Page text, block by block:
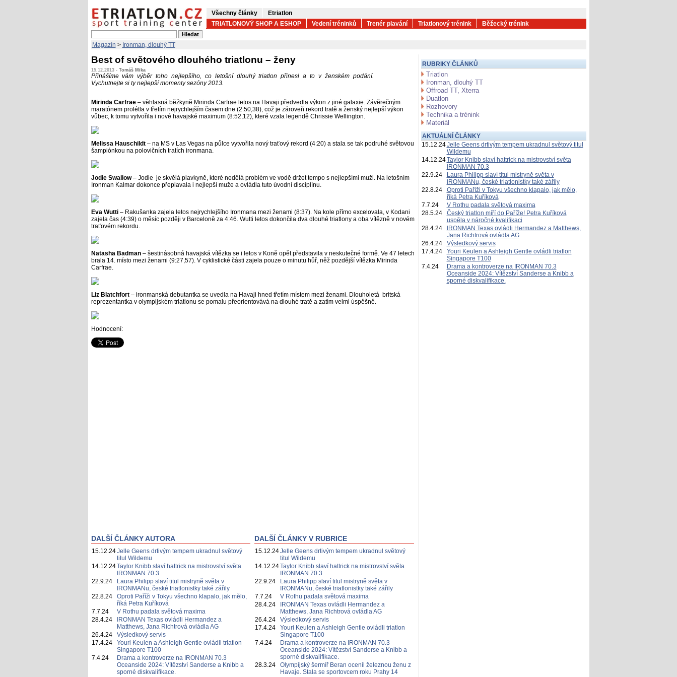
Všechny články
Etriatlon
TRIATLONOVÝ SHOP A ESHOP
Vedení tréninků Trenér plavání Triatlonový trénink Běžecký trénink
Magazín > Ironman, dlouhý TT
Best of světového dlouhého triatlonu – ženy
15.12.2013 - Tomáš Mika
Přinášíme vám výběr toho nejlepšího, co letošní dlouhý triatlon přinesl a to v ženském podání.
Vychutnejte si ty nejlepší momenty sezóny 2013.
Mirinda Carfrae – věhlasná běžkyně Mirinda Carfrae letos na Havaji předvedla výkon z jiné galaxie. Závěrečným
maratónem prolétla v třetím nejrychlejším časem dne (2:50,38), což je zároveň rekord tratě a ženský nejlepší výkon
vůbec, k tomu vytvořila i nové havajské maximum (8:52,12), které vzala legendě Chrissie Wellington.
Melissa Hauschildt – na MS v Las Vegas na půlce vytvořila nový traťový rekord (4:20) a stala se tak podruhé světovou
šampiónkou na polovičních tratích ironmana.
Jodie Swallow– Jodie je skvělá plavkyně, které nedělá problém ve vodě držet tempo s nejlepšími muži. Na letošním
Ironman Kalmar dokonce přeplavala i nejlepší muže a ovládla tuto úvodní disciplínu.
Eva Wutti– Rakušanka zajela letos nejrychlejšího Ironmana mezi ženami (8:37). Na kole přímo excelovala, v Kodani
zajela čas (4:39) o měsíc později v Barceloně za 4:46. Wutti letos dokončila dva dlouhé triatlony a oba vítězně v novém
traťovém rekordu.
Natasha Badman– šestinásobná havajská vítězka se i letos v Koně opět představila v neskutečné formě. Ve 47 letech
brala 14. místo mezi ženami (9:27,57). V cyklistické části zajela pouze o minutu hůř, něž pozdější vítězka Mirinda
Carfrae.
Liz Blatchfort– ironmanská debutantka se uvedla na Havaji hned třetím místem mezi ženami. Dlouholetá britská
reprezentantka v olympijském triatlonu se pomalu přeorientovává na dlouhé tratě a zatím velmi úspěšně.
Hodnocení:
DALŠÍ ČLÁNKY AUTORA
15.12.24Jelle Geens drtivým tempem ukradnul světový
titul Wildemu
14.12.24Taylor Knibb slaví hattrick na mistrovství světa
IRONMAN 70.3
22.9.24
Laura Philipp slaví titul mistryně světa v
IRONMANu, české triatlonistky také zářily
22.8.24
Oproti Paříži v Tokyu všechno klapalo, jak mělo,
říká Petra Kuříková
7.7.24
V Rothu padala světová maxima
28.4.24
IRONMAN Texas ovládli Hermandez a
Matthews, Jana Richtrová ovládla AG
26.4.24
Výsledkový servis
17.4.24
Youri Keulen a Ashleigh Gentle ovládli triatlon
Singapore T100
7.4.24
Drama a kontroverze na IRONMAN 70.3
Oceanside 2024: Vítězství Sanderse a Knibb a
sporné diskvalifikace.
DALŠÍ ČLÁNKY V RUBRICE
15.12.24Jelle Geens drtivým tempem ukradnul světový
titul Wildemu
14.12.24Taylor Knibb slaví hattrick na mistrovství světa
IRONMAN 70.3
22.9.24
Laura Philipp slaví titul mistryně světa v
IRONMANu, české triatlonistky také zářily
7.7.24
V Rothu padala světová maxima
28.4.24
IRONMAN Texas ovládli Hermandez a
Matthews, Jana Richtrová ovládla AG
26.4.24
Výsledkový servis
17.4.24
Youri Keulen a Ashleigh Gentle ovládli triatlon
Singapore T100
7.4.24
Drama a kontroverze na IRONMAN 70.3
Oceanside 2024: Vítězství Sanderse a Knibb a
sporné diskvalifikace.
28.3.24
Olympijský šermíř Beran ocenil železnou ženu z
Havaje. Stala se sportovcem roku Prahy 14
RUBRIKY ČLÁNKŮ
Triatlon
Ironman, dlouhý TT
Offroad TT, Xterra
Duatlon
Rozhovory
Technika a trénink
Materiál
AKTUÁLNÍ ČLÁNKY
15.12.24Jelle Geens drtivým tempem ukradnul světový titul
Wildemu
14.12.24Taylor Knibb slaví hattrick na mistrovství světa
IRONMAN 70.3
22.9.24
Laura Philipp slaví titul mistryně světa v
IRONMANu, české triatlonistky také zářily
22.8.24
Oproti Paříži v Tokyu všechno klapalo, jak mělo,
říká Petra Kuříková
7.7.24
V Rothu padala světová maxima
28.5.24
Český triatlon míří do Paříže! Petra Kuříková
uspěla v náročné kvalifikaci
28.4.24
IRONMAN Texas ovládli Hermandez a Matthews,
Jana Richtrová ovládla AG
26.4.24
Výsledkový servis
17.4.24
Youri Keulen a Ashleigh Gentle ovládli triatlon
Singapore T100
7.4.24
Drama a kontroverze na IRONMAN 70.3
Oceanside 2024: Vítězství Sanderse a Knibb a
sporné diskvalifikace.